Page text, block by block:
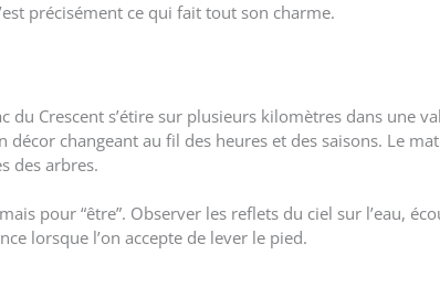
précisément ce qui fait tout son charme.
Crescent s’étire sur plusieurs kilomètres dans une
changeant au fil des heures et des saisons. Le
des arbres.
pour “être”. Observer les reflets du ciel sur l’eau,
lorsque l’on accepte de lever le pied.